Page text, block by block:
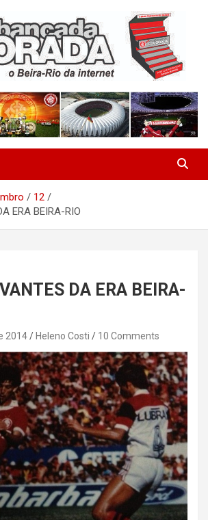
Colorada
12
ERA BEIRA-RIO
DA ERA BEIRA-
2014 Heleno Costi 10 Comments